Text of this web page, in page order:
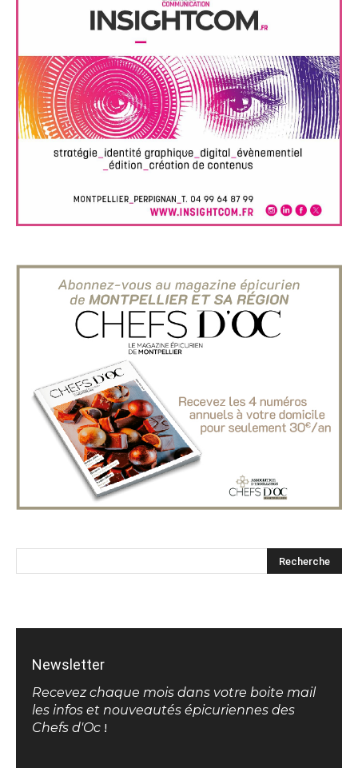
Newsletter
Recevez chaque mois dans votre boite mail
les infos et nouveautés épicuriennes des
Chefs d'Oc !